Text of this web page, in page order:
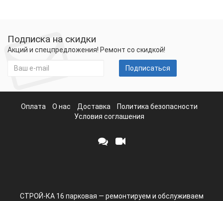
Подписка на скидки
Акций и спецпредложения! Ремонт со скидкой!
Подписаться
Оплата О нас Доставка
Политика безопасности
Условия соглашения
СТРОЙ-КА 16 парковая — ремонтируем и обслуживаем